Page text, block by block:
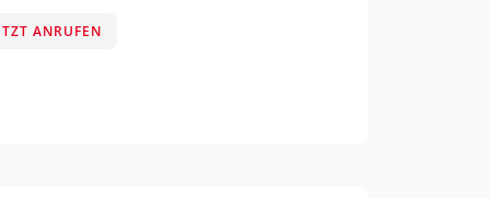
ANRUFEN